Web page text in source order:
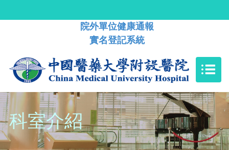
院外單位健康通報
實名登記系統
科室介紹